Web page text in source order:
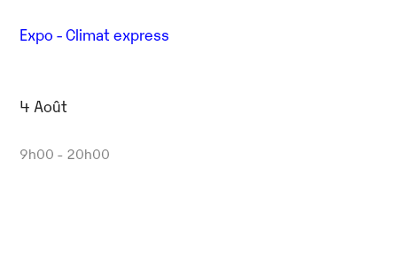
Expo - Climat express
4 Août
9h00 - 20h00